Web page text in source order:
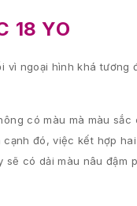
18 YO
vì ngoại hình khá tương
có màu mà màu
đó, việc kết hợp
có dải màu nâu đậm